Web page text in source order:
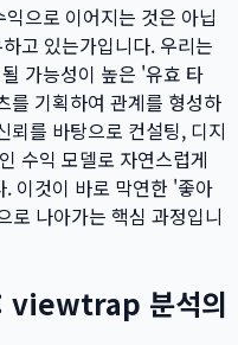
으로 이어지는 것은 아닙
고 있는가입니다. 우리는
가능성이 높은 '유효 타
를 기획하여 관계를 형성하
뢰를 바탕으로 컨설팅, 디지
수익 모델로 자연스럽게
이것이 바로 막연한 '좋아
로 나아가는 핵심 과정입니
: viewtrap 분석의